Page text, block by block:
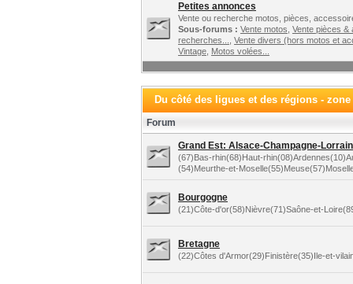
Petites annonces
Vente ou recherche motos, pièces,
Sous-forums : Vente motos Vente pièces &
recherches...
Vente divers (hors motos et
Vintage, Motos volées...
Du côté des ligues et des régions -
Forum
Grand Est: Alsace-Champagne-
(67)Bas-rhin(68)Haut-
(54)Meurthe-et-
Bourgogne
(21)Côte-d'or(58)Nièvre(71)Saône-et-
Bretagne
(22)Côtes d'Armor(29)Finistère(35)Ile-et-